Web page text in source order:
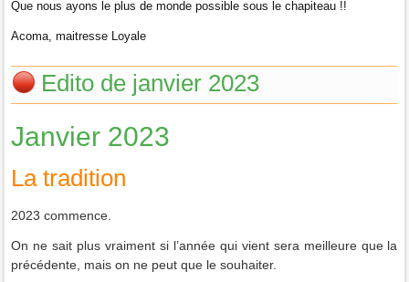
Que nous ayons le plus de monde possible sous le chapiteau !!
Acoma, maitresse Loyale
Edito de janvier 2023
Janvier 2023
La tradition
2023 commence.
On ne sait plus vraiment si l’année qui vient sera meilleure que la
précédente, mais on ne peut que le souhaiter.